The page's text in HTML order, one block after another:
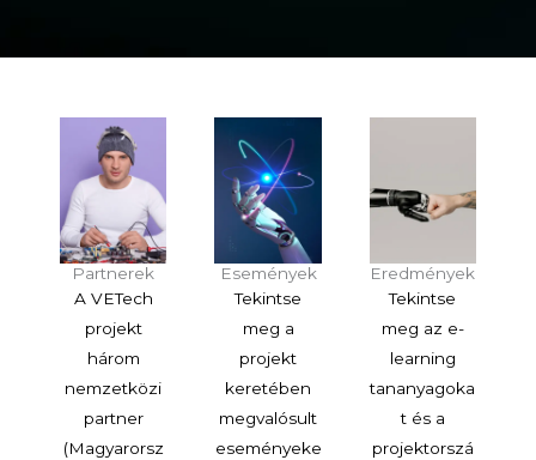
Eredmények
Tekintse
meg az e-
learning
tananyagoka
t és a
projektorszá
Események
Tekintse
meg a
projekt
keretében
megvalósult
eseményeke
Partnerek
A VETech
projekt
három
nemzetközi
partner
(Magyarorsz